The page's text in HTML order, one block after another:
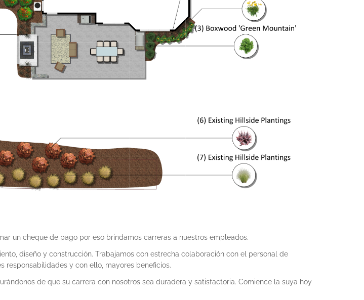
un cheque de pago por eso brindamos carreras a nuestros empleados.
diseño y construcción. Trabajamos con estrecha colaboración con el personal de
y con ello, mayores beneficios.
de que su carrera con nosotros sea duradera y satisfactoria. Comience la suya hoy